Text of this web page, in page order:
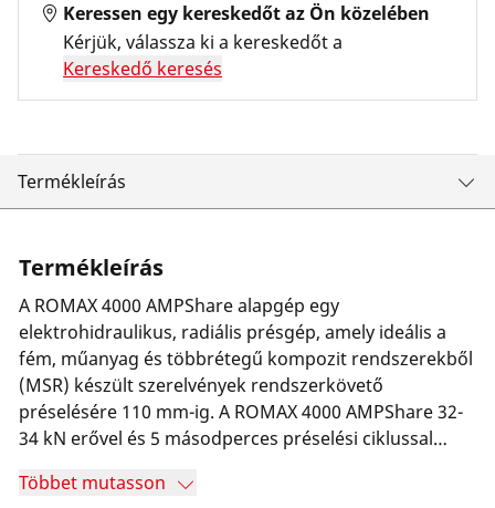
Keressen egy kereskedőt az Ön közelében
Kérjük, válassza ki a kereskedőt a
Kereskedő keresés
Termékleírás
Termékleírás
A ROMAX 4000 AMPShare alapgép egy
elektrohidraulikus, radiális présgép, amely ideális a
fém, műanyag és többrétegű kompozit rendszerekből
(MSR) készült szerelvények rendszerkövető
préselésére 110 mm-ig. A ROMAX 4000 AMPShare 32-
34 kN erővel és 5 másodperces préselési ciklussal
és a kiegyensúlyozott súlyelosztás ergonomikus és
Többet mutasson